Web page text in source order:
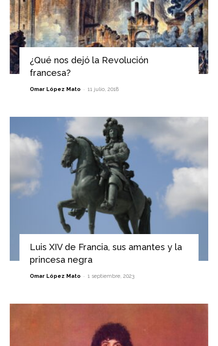
¿Qué nos dejó la Revolución
francesa?
Omar López Mato - 11 julio, 2018
Luis XIV de Francia, sus amantes y la
princesa negra
Omar López Mato - 1 septiembre, 2023